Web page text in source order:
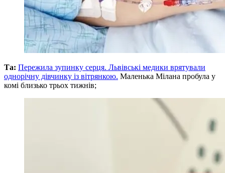
Та: Пережила зупинку серця. Львівські медики врятували
однорічну дівчинку із вітрянкою. Маленька Мілана пробула у
комі близько трьох тижнів;